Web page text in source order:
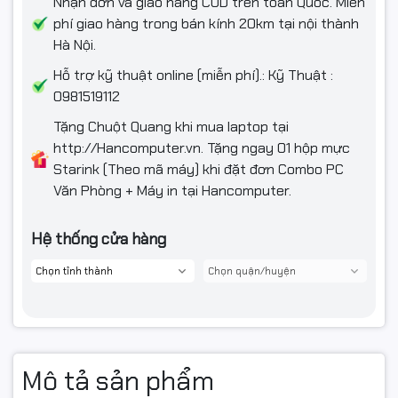
phí giao hàng trong bán kính 20km tại nội thành
Hà Nội.
Hỗ trợ kỹ thuật online (miễn phí).: Kỹ Thuật :
0981519112
Tặng Chuột Quang khi mua laptop tại
http://Hancomputer.vn. Tặng ngay 01 hộp mực
Starink (Theo mã máy) khi đặt đơn Combo PC
Văn Phòng + Máy in tại Hancomputer.
Hệ thống cửa hàng
Mô tả sản phẩm